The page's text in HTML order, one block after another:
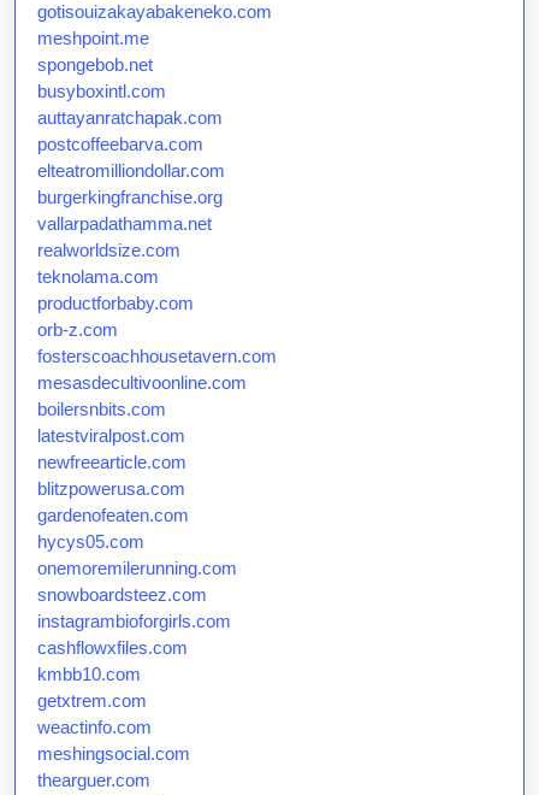
gotisouizakayabakeneko.com
meshpoint.me
spongebob.net
busyboxintl.com
auttayanratchapak.com
postcoffeebarva.com
elteatromilliondollar.com
burgerkingfranchise.org
vallarpadathamma.net
realworldsize.com
teknolama.com
productforbaby.com
orb-z.com
fosterscoachhousetavern.com
mesasdecultivoonline.com
boilersnbits.com
latestviralpost.com
newfreearticle.com
blitzpowerusa.com
gardenofeaten.com
hycys05.com
onemoremilerunning.com
snowboardsteez.com
instagrambioforgirls.com
cashflowxfiles.com
kmbb10.com
getxtrem.com
weactinfo.com
meshingsocial.com
thearguer.com